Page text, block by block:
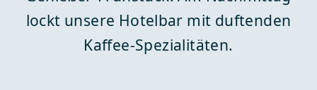
lockt unsere Hotelbar mit duftenden
Kaffee-Spezialitäten.